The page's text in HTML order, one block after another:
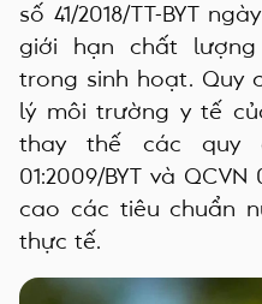
số 41/2018/TT-BYT
giới hạn chất
trong sinh hoạt. Quy
lý môi trường y tế
thay thế các quy
01:2009/BYT và
cao các tiêu chuẩn
thực tế.